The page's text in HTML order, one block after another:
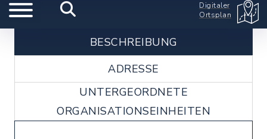
Digitaler
Ortsplan
BESCHREIBUNG
ADRESSE
UNTERGEORDNETE
ORGANISATIONSEINHEITEN